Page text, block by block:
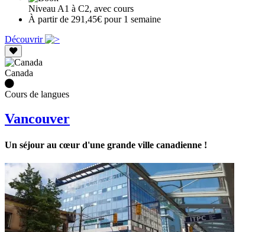
Niveau A1 à C2, avec cours
À partir de 291,45€ pour 1 semaine
Découvrir
Canada
Cours de langues
Vancouver
Un séjour au cœur d'une grande ville canadienne !